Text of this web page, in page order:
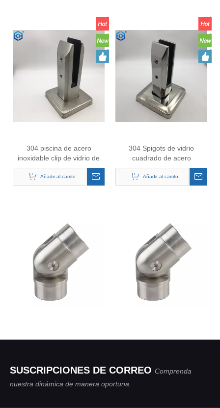
304 piscina de acero
inoxidable clip de vidrio de
vidrio pulido para una cerca
de vidrio
Añadir al carrito
304 Spigots de vidrio
cuadrado de acero
inoxidable Clazo de espiga
de la piscina
Añadir al carrito
SUSCRIPCIONES DE CORREO Comprenda
nuestra dinámica de manera oportuna.